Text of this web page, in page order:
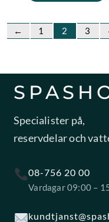
← 1 2 3
Specialister på,
reservdelar och
08-756 20 00
Vardagar 09:00 –